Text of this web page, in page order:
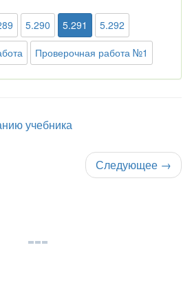
5.290 5.291
5.292
Проверочная работа №1
учебника
Следующее →